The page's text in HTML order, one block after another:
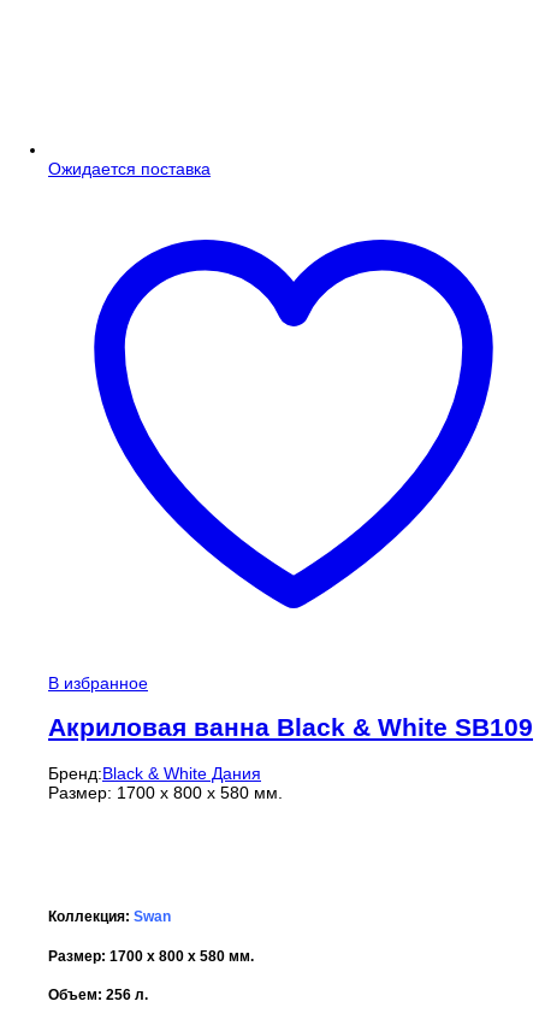
Ожидается поставка
В избранное
Акриловая ванна Black & White SB109
Бренд:Black & White Дания
Размер: 1700 x 800 x 580 мм.
Коллекция: Swan
Размер: 1700 x 800 x 580 мм.
Объем: 256 л.